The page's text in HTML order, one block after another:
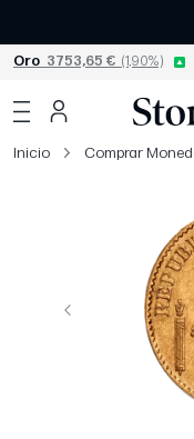
Oro 3753,65 € (1,90%)
Inicio Comprar
Página anterior